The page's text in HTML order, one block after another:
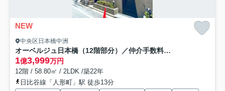
NEW
中央区日本橋中洲
オーベルジュ日本橋（12階部分）／仲介手数料無料／新規リノベーション
1億3,999万円
12階 / 58.80㎡ / 2LDK /築22年
日比谷線「人形町」駅 徒歩13分